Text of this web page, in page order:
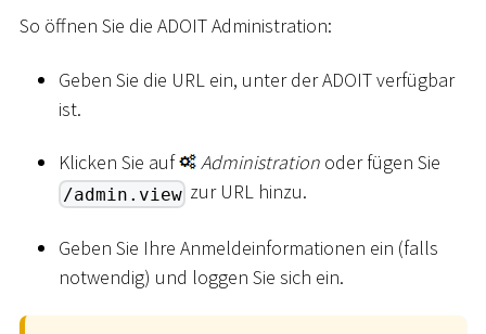
So öffnen Sie die ADOIT Administration:
Geben Sie die URL ein, unter der ADOIT verfügbar
ist.
Klicken Sie auf Administration oder fügen Sie
/admin.view zur URL hinzu.
Geben Sie Ihre Anmeldeinformationen ein (falls
notwendig) und loggen Sie sich ein.